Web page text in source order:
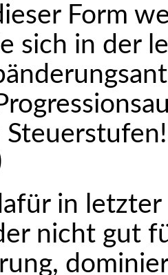
Form
sich in der
in
nicht gut